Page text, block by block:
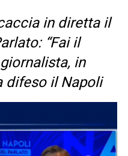
in diretta il
“Fai il
in
difeso il Napoli